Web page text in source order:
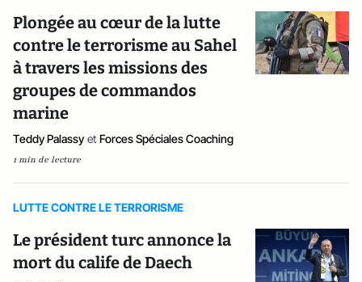
Plongée au cœur de la lutte
contre le terrorisme au Sahel
à travers les missions des
groupes de commandos
marine
Teddy Palassy et Forces Spéciales Coaching
1 min de lecture
LUTTE CONTRE LE TERRORISME
Le président turc annonce la
mort du calife de Daech